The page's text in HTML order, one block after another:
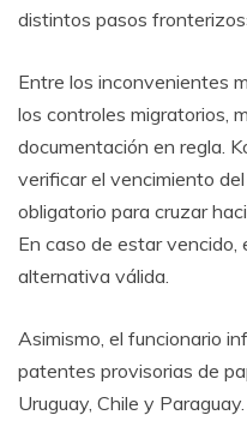
distintos pasos
Entre los inconvenientes
los controles migratorios,
documentación en regla.
verificar el vencimiento
obligatorio para cruzar
En caso de estar vencido,
alternativa válida.
Asimismo, el funcionario
patentes provisorias de
Uruguay, Chile y